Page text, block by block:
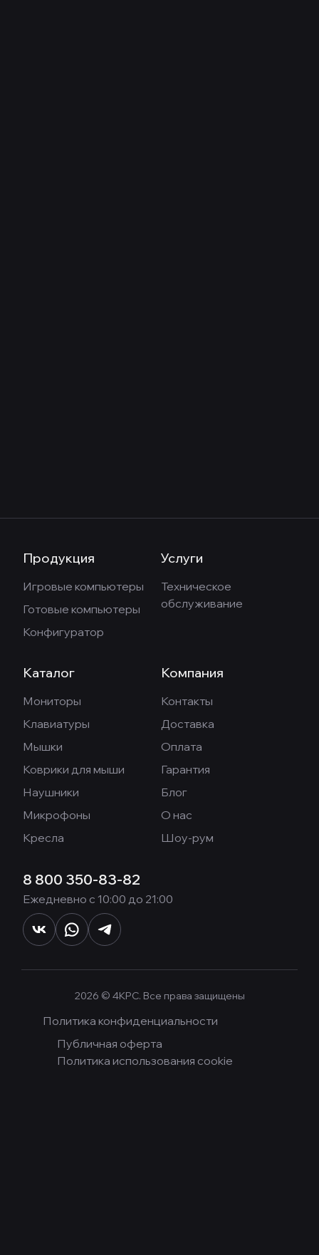
Продукция
Игровые компьютеры
Готовые компьютеры
Конфигуратор
Услуги
Техническое
обслуживание
Каталог
Мониторы
Клавиатуры
Мышки
Коврики для мыши
Наушники
Микрофоны
Кресла
Компания
Контакты
Доставка
Оплата
Гарантия
Блог
О нас
Шоу-рум
8 800 350-83-82
Ежедневно с 10:00 до 21:00
2026 © 4KPC. Все права защищены
Политика конфиденциальности
Публичная оферта
Политика использования cookie